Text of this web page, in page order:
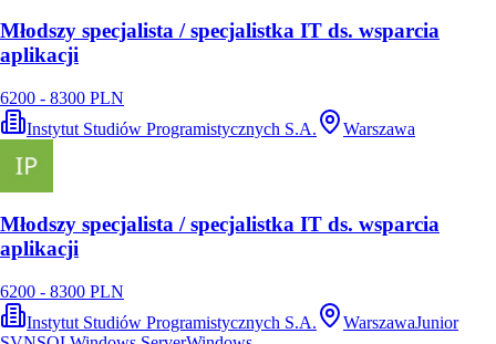
Młodszy specjalista / specjalistka IT ds. wsparcia
aplikacji
6200 - 8300 PLN
Instytut Studiów Programistycznych S.A.
Warszawa
Młodszy specjalista / specjalistka IT ds. wsparcia
aplikacji
6200 - 8300 PLN
Instytut Studiów Programistycznych S.A.
WarszawaJunior